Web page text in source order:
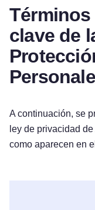
clave de
A continuación, se
ley de privacidad
como aparecen en